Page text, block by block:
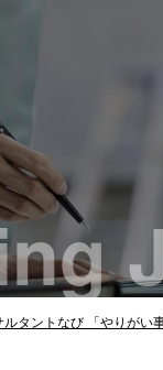
タントなび 「やりがい事